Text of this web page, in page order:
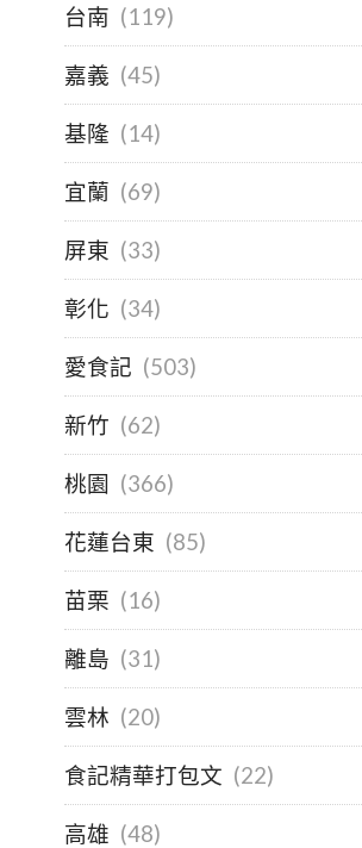
台南 (119)
嘉義 (45)
基隆 (14)
宜蘭 (69)
屏東 (33)
彰化 (34)
愛食記 (503)
新竹 (62)
桃園 (366)
花蓮台東 (85)
苗栗 (16)
離島 (31)
雲林 (20)
食記精華打包文 (22)
高雄 (48)